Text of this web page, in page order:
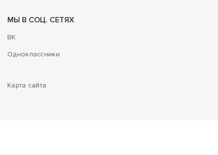
МЫ В СОЦ. СЕТЯХ
ВК
Одноклассники
Карта сайта